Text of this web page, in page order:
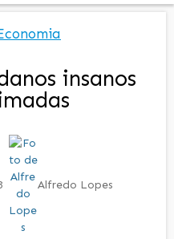
insanos
Alfredo Lopes